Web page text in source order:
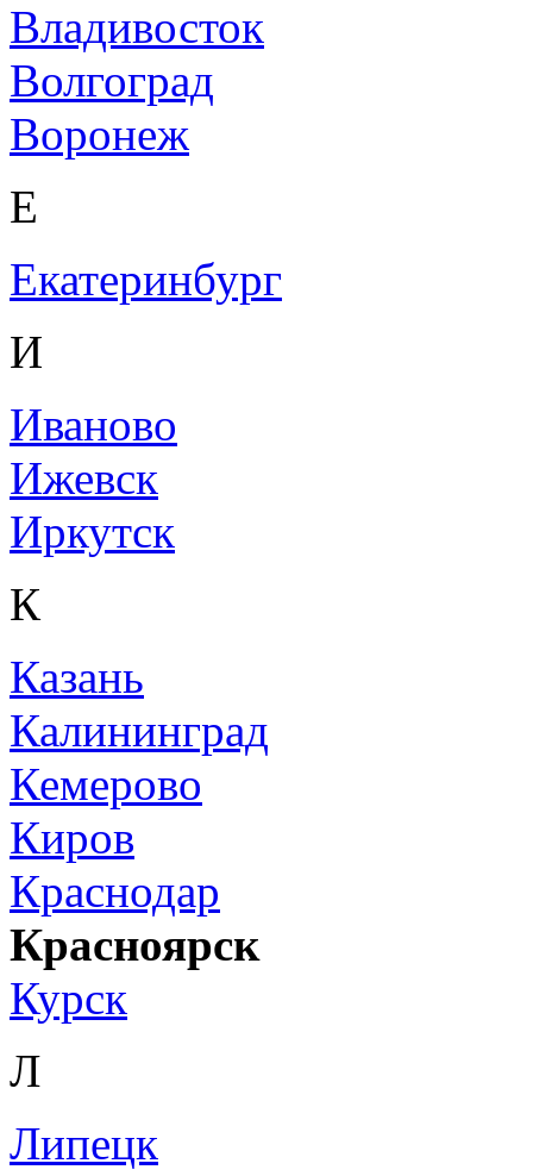
Владивосток
Волгоград
Воронеж
Е
Екатеринбург
И
Иваново
Ижевск
Иркутск
К
Казань
Калининград
Кемерово
Киров
Краснодар
Красноярск
Курск
Л
Липецк